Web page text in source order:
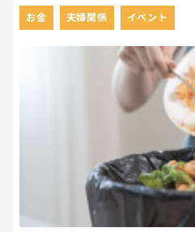
お金 夫婦関係 イベント